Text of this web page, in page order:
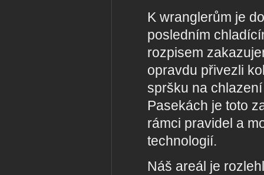
K wranglerům je
posledním
rozpisem
opravdu přivezli
spršku na
Pasekách je toto
rámci pravidel a
technologií.
Náš areál je